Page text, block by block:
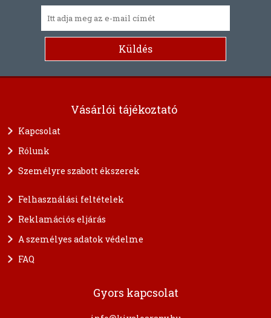
Vásárlói tájékoztató
Kapcsolat
Rólunk
Személyre szabott ékszerek
Felhasználási feltételek
Reklamációs eljárás
A személyes adatok védelme
FAQ
Gyors kapcsolat